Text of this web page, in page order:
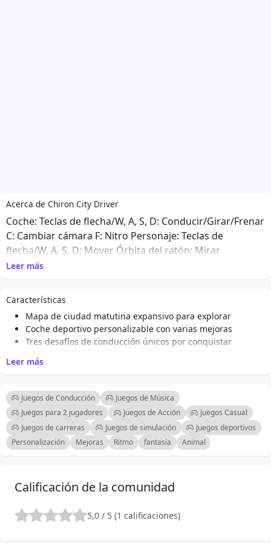
Acerca de Chiron City Driver
Coche: Teclas de flecha/W, A, S, D: Conducir/Girar/Frenar
C: Cambiar cámara F: Nitro Personaje: Teclas de
flecha/W, A, S, D: Mover Órbita del ratón: Mirar
alrededor
Leer más
Características
Mapa de ciudad matutina expansivo para explorar
Coche deportivo personalizable con varias mejoras
Tres desafíos de conducción únicos por conquistar
Función de compañero con un perro virtual
inmersiva
Disparadores de acrobacias y derrapes esparcidos por el
mapa
Controles intuitivos para el movimiento del coche y del
personaje
Leer más
Juegos de Conducción
Juegos de Música
Juegos para 2 jugadores
Juegos de Acción
Juegos Casual
Juegos de carreras
Juegos de simulación
Juegos deportivos
Personalización
Mejoras Ritmo fantasía Animal
Calificación de la comunidad
5,0 / 5 (1 calificaciones)